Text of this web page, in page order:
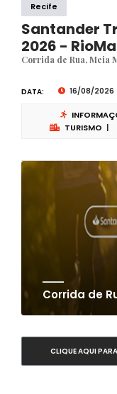
Recife
Santander
2026 -
Corrida de Rua, Meia
DATA: 16/08/2026
TURISMO |
Corrida de
CLIQUE AQUI